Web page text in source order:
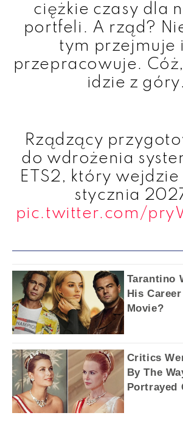
ciężkie czasy dla
portfeli. A rząd?
tym przejmuje
przepracowuje.
idzie z góry.
Rządzący
do wdrożenia
ETS2, który wejdzie
stycznia
pic.twitter.com/
Tarantino
His
Movie?
Critics
By The
Portrayed